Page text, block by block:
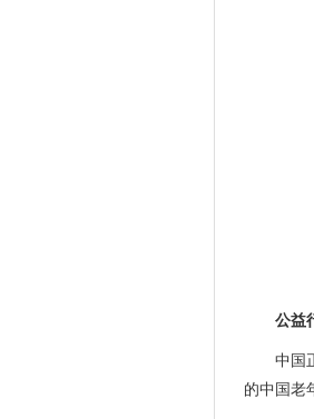
公益
中国
的中国老